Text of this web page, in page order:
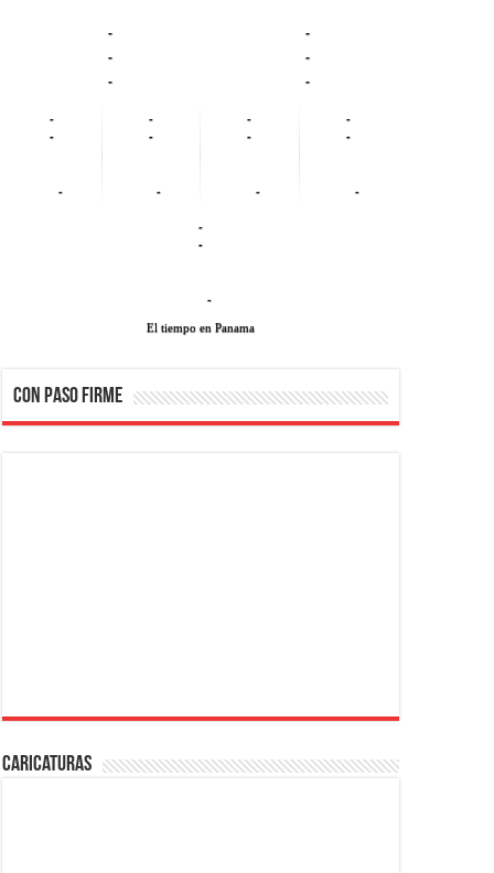
-
-
-
-
-
-
-
-
-
-
-
-
-
-
-
-
-
-
-
-
-
El tiempo en Panama
CON PASO FIRME
Caricaturas